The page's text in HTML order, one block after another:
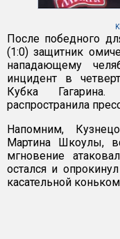
После победного
(1:0) защитник
нападающему
инцидент в
Кубка
распространила
Напомним,
Мартина Шкоулы,
мгновение
остался и
касательной